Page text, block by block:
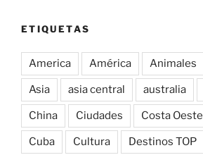
ETIQUETAS
America América Animales
Asia asia central australia
China Ciudades Costa Oeste
Cuba Cultura Destinos TOP